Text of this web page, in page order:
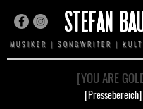
MUSIKER | SONGWRITER |
STEFAN
[YOU ARE
[Pressebereich]